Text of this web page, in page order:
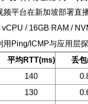
频平台在新加坡部署直
vCPU / 16GB RAM /
用Ping/ICMP与应用层
平均RTT(ms)
丢
140
130